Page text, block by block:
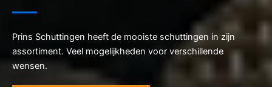
Prins Schuttingen heeft de mooiste schuttingen in zijn
assortiment. Veel mogelijkheden voor verschillende
wensen.